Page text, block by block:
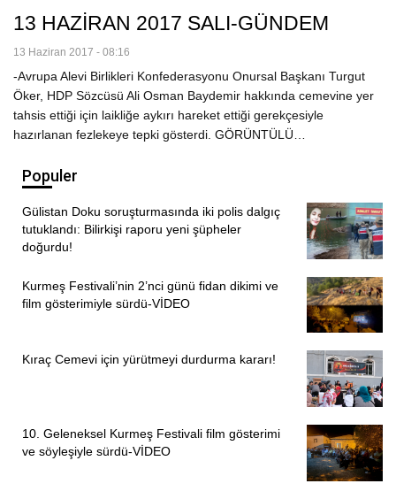
13 HAZİRAN 2017 SALI-GÜNDEM
13 Haziran 2017 - 08:16
-Avrupa Alevi Birlikleri Konfederasyonu Onursal Başkanı Turgut
Öker, HDP Sözcüsü Ali Osman Baydemir hakkında cemevine yer
tahsis ettiği için laikliğe aykırı hareket ettiği gerekçesiyle
hazırlanan fezlekeye tepki gösterdi. GÖRÜNTÜLÜ…
Populer
Gülistan Doku soruşturmasında iki polis dalgıç
tutuklandı: Bilirkişi raporu yeni şüpheler
doğurdu!
Kurmeş Festivali’nin 2’nci günü fidan dikimi ve
film gösterimiyle sürdü-VİDEO
Kıraç Cemevi için yürütmeyi durdurma kararı!
10. Geleneksel Kurmeş Festivali film gösterimi
ve söyleşiyle sürdü-VİDEO